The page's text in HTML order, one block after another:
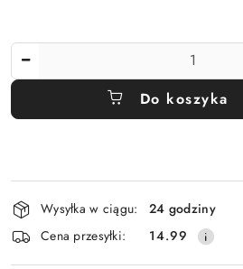
Do koszyka
Dostępność
i
dostawa
Wysyłka w ciągu:
24 godziny
Cena przesyłki:
14.99